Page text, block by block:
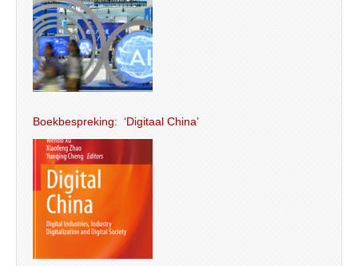
Boekbespreking: ‘Digitaal China’